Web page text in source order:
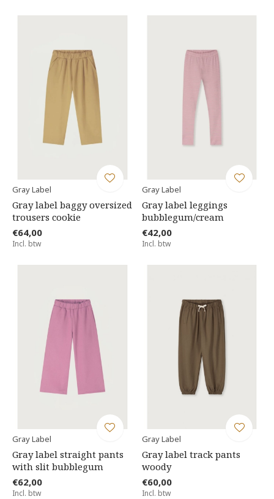
Gray Label
Gray label baggy oversized
trousers cookie
€64,00
Incl. btw
Gray Label
Gray label leggings
bubblegum/cream
€42,00
Incl. btw
Gray Label
Gray label straight pants
with slit bubblegum
€62,00
Incl. btw
Gray Label
Gray label track pants
woody
€60,00
Incl. btw